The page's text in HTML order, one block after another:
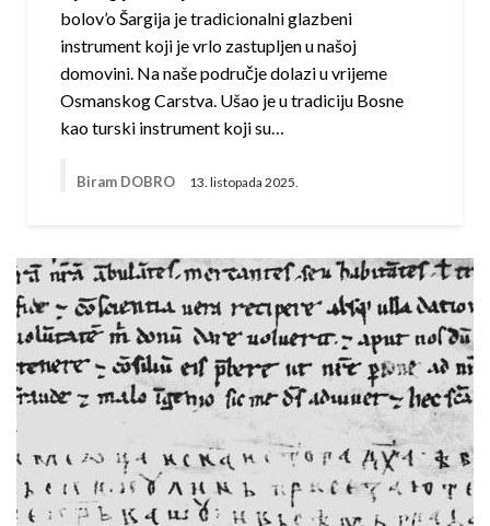
bolov’o Šargija je tradicionalni glazbeni
instrument koji je vrlo zastupljen u našoj
domovini. Na naše područje dolazi u vrijeme
Osmanskog Carstva. Ušao je u tradiciju Bosne
kao turski instrument koji su…
Biram DOBRO 13. listopada 2025.